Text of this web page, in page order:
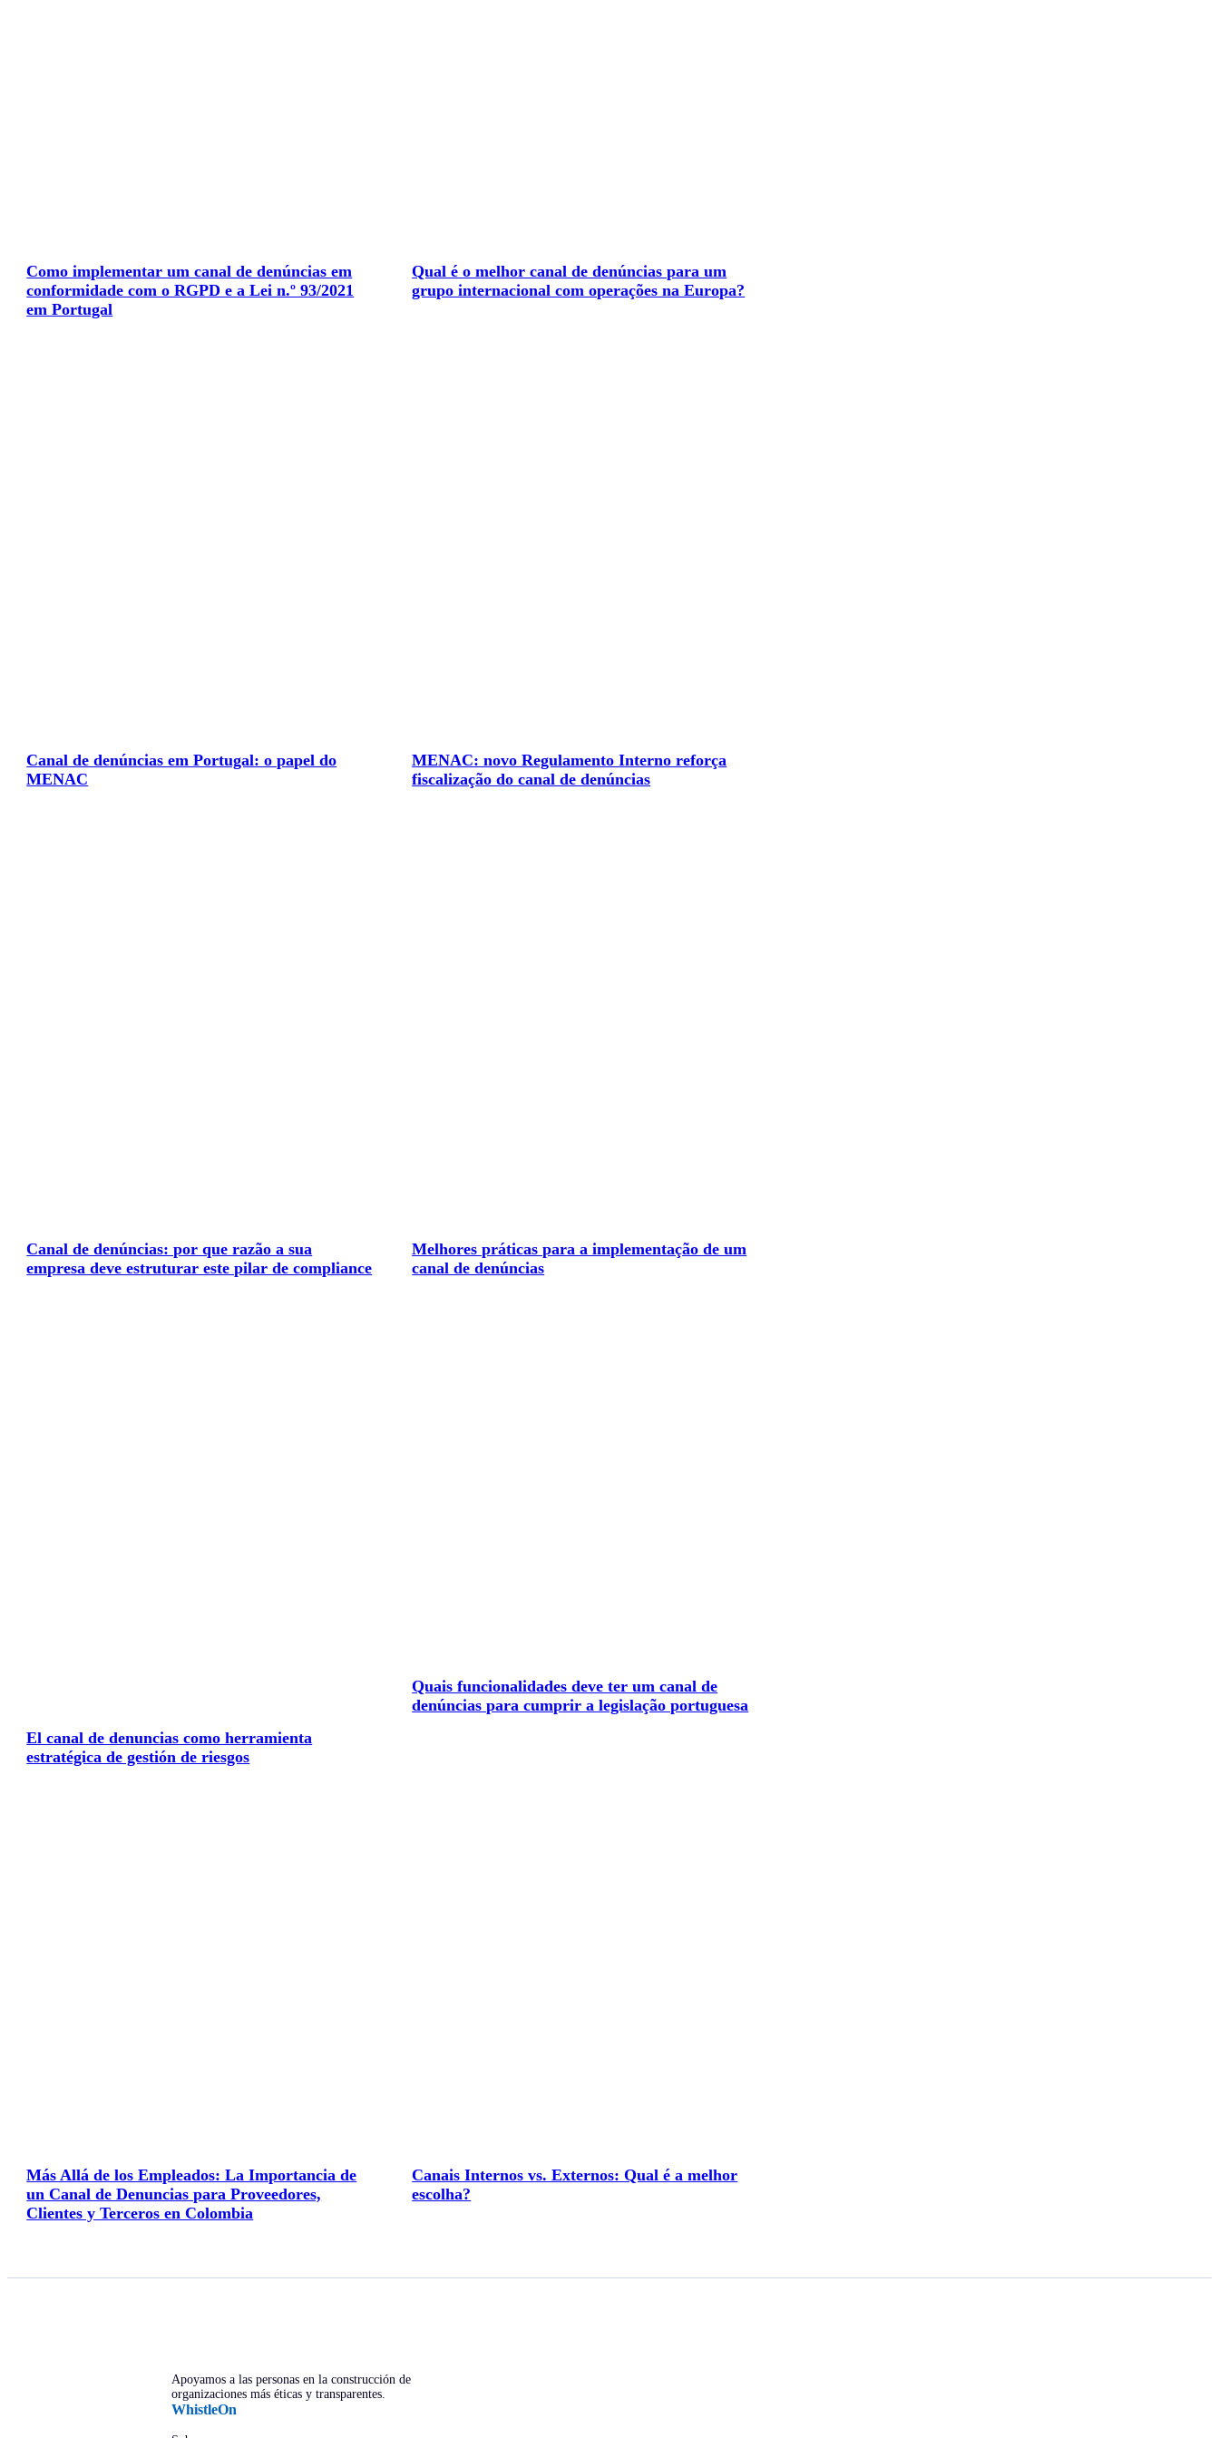
Como implementar um canal de denúncias em
conformidade com o RGPD e a Lei n.º 93/2021
em Portugal
Qual é o melhor canal de denúncias para um
grupo internacional com operações na Europa?
Canal de denúncias em Portugal: o papel do
MENAC
MENAC: novo Regulamento Interno reforça
fiscalização do canal de denúncias
Canal de denúncias: por que razão a sua
empresa deve estruturar este pilar de compliance
Melhores práticas para a implementação de um
canal de denúncias
El canal de denuncias como herramienta
estratégica de gestión de riesgos
Quais funcionalidades deve ter um canal de
denúncias para cumprir a legislação portuguesa
Más Allá de los Empleados: La Importancia de
un Canal de Denuncias para Proveedores,
Clientes y Terceros en Colombia
Canais Internos vs. Externos: Qual é a melhor
escolha?
Apoyamos a las personas en la construcción de
organizaciones más éticas y transparentes.
WhistleOn